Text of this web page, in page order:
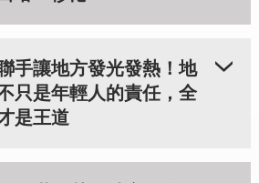
手讓地方發光發熱！地
只是年輕人的責任，全
是王道